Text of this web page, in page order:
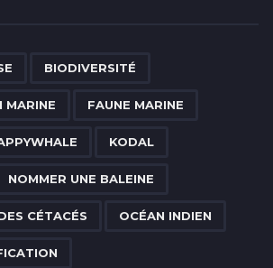
BIODIVERSITÉ
MARINE FAUNE MARINE
KODAL
NOMMER UNE BALEINE
CÉTACÉS OCÉAN INDIEN